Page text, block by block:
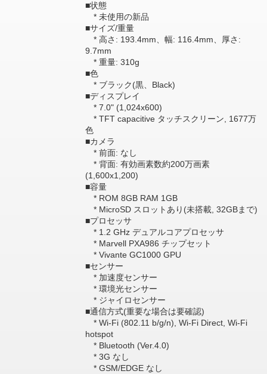
■状態
* 未使用の新品
■サイズ/重量
* 高さ: 193.4mm、幅: 116.4mm、厚さ:
9.7mm
* 重量: 310g
■色
* ブラック(黒、Black)
■ディスプレイ
* 7.0" (1,024x600)
* TFT capacitive タッチスクリーン, 1677万
色
■カメラ
* 前面: なし
* 背面: 有効画素数約200万画素
(1,600x1,200)
■容量
* ROM 8GB RAM 1GB
* MicroSD スロットあり(未搭載, 32GBまで)
■プロセッサ
* 1.2 GHz デュアルコアプロセッサ
* Marvell PXA986 チップセット
* Vivante GC1000 GPU
■センサー
* 加速度センサー
* 環境光センサー
* ジャイロセンサー
■通信方式(重要な場合は要確認)
* Wi-Fi (802.11 b/g/n), Wi-Fi Direct, Wi-Fi
hotspot
* Bluetooth (Ver.4.0)
* 3G なし
* GSM/EDGE なし